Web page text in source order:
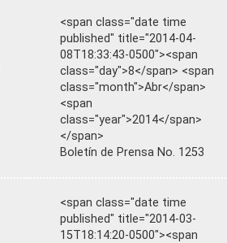
<span class="date time
published" title="2014-04-
08T18:33:43-0500"><span
class="day">8</span> <span
class="month">Abr</span>
<span
class="year">2014</span>
</span>
Boletín de Prensa No. 1253
<span class="date time
published" title="2014-03-
15T18:14:20-0500"><span